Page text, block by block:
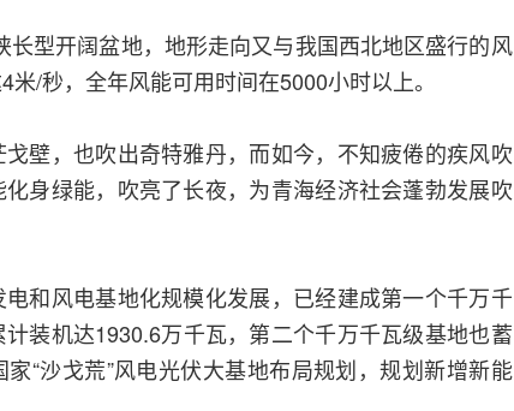
长型开阔盆地，地形走向又与我国西北地区盛行的风
/秒，全年风能可用时间在5000小时以上。
壁，也吹出奇特雅丹，而如今，不知疲倦的疾风吹
身绿能，吹亮了长夜，为青海经济社会蓬勃发展吹
和风电基地化规模化发展，已经建成第一个千万千
装机达1930.6万千瓦，第二个千万千瓦级基地也蓄
“沙戈荒”风电光伏大基地布局规划，规划新增新能